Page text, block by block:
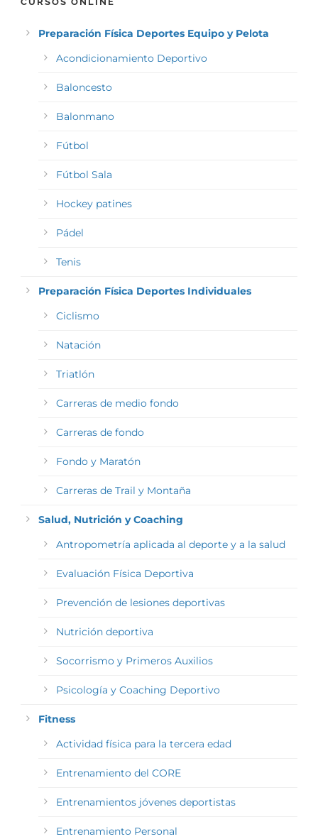
Preparación Física Deportes Equipo y Pelota
Acondicionamiento Deportivo
Baloncesto
Balonmano
Fútbol
Fútbol Sala
Hockey patines
Pádel
Tenis
Preparación Física Deportes Individuales
Ciclismo
Natación
Triatlón
Carreras de medio fondo
Carreras de fondo
Fondo y Maratón
Carreras de Trail y Montaña
Salud, Nutrición y Coaching
Antropometría aplicada al deporte y a la salud
Evaluación Física Deportiva
Prevención de lesiones deportivas
Nutrición deportiva
Socorrismo y Primeros Auxilios
Psicología y Coaching Deportivo
Fitness
Actividad física para la tercera edad
Entrenamiento del CORE
Entrenamientos jóvenes deportistas
Entrenamiento Personal